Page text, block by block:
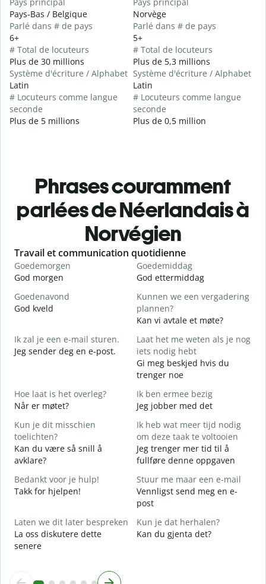
Pays-Bas / Belgique
Parlé dans # de pays
6+
# Total de locuteurs
Plus de 30 millions
Système d'écriture / Alphabet
Latin
# Locuteurs comme langue
seconde
Plus de 5 millions
Norvège
Parlé dans # de pays
5+
# Total de locuteurs
Plus de 5,3 millions
Système d'écriture / Alphabet
Latin
# Locuteurs comme langue
seconde
Plus de 0,5 million
Phrases couramment
parlées de Néerlandais à
Norvégien
Slide 1 of 6
Travail et communication quotidienne
Goedemorgen
God morgen
Goedemiddag
God ettermiddag
Goedenavond
God kveld
Kunnen we een vergadering
plannen?
Kan vi avtale et møte?
Ik zal je een e-mail sturen.
Jeg sender deg en e-post.
Laat het me weten als je nog
iets nodig hebt
Gi meg beskjed hvis du
trenger noe
Hoe laat is het overleg?
Når er møtet?
Ik ben ermee bezig
Jeg jobber med det
Kun je dit misschien
toelichten?
Kan du være så snill å
avklare?
Ik heb wat meer tijd nodig
om deze taak te voltooien
Jeg trenger mer tid til å
fullføre denne oppgaven
Bedankt voor je hulp!
Takk for hjelpen!
Stuur me maar een e-mail
Vennligst send meg en e-
post
Laten we dit later bespreken
La oss diskutere dette
senere
Kun je dat herhalen?
Kan du gjenta det?